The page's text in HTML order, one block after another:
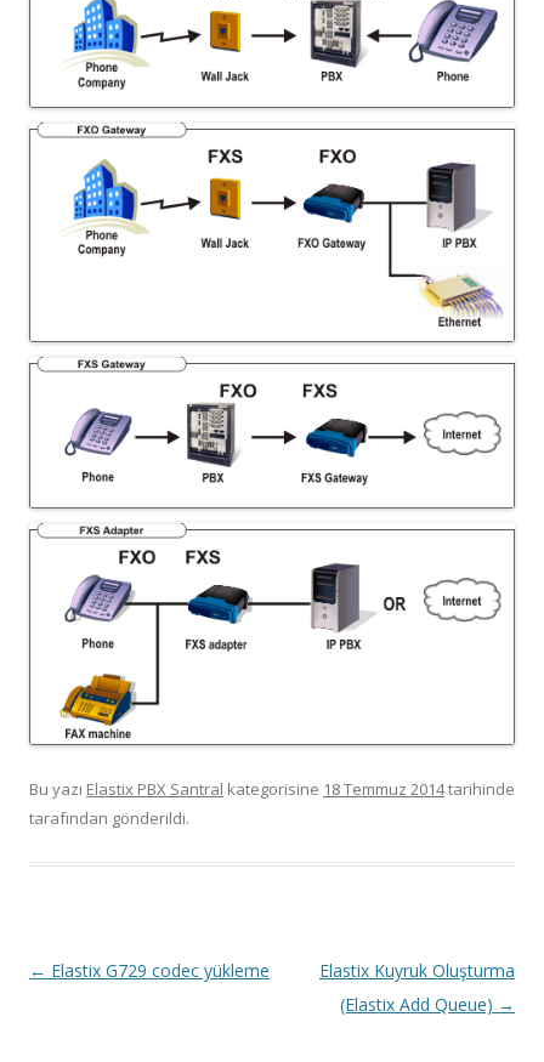
Bu yazı Elastix PBX Santral kategorisine 18 Temmuz 2014tarihinde
tarafından gönderildi.
Yazı dolaşımı
← Elastix G729 codec yükleme
Elastix Kuyruk Oluşturma
(Elastix Add Queue) →